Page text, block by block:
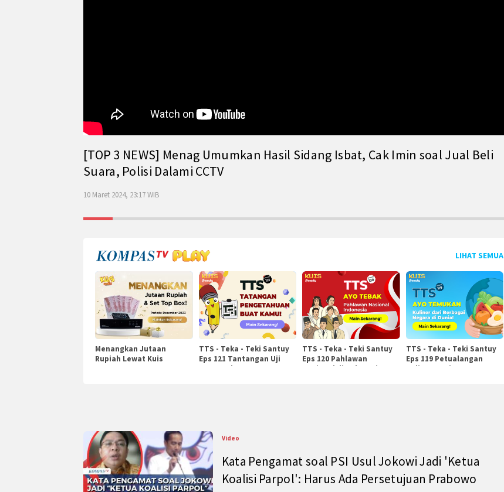
[TOP 3 NEWS] Menag Umumkan Hasil Sidang Isbat, Cak Imin soal Jual Beli
Suara, Polisi Dalami CCTV
10 Maret 2024, 23:17 WIB
LIHAT SEMUA
Menangkan Jutaan
Rupiah Lewat Kuis
TTS - Teka - Teki Santuy
Eps 121 Tantangan Uji
Pengetahuan
TTS - Teka - Teki Santuy
Eps 120 Pahlawan
Nasional di Indonesia
TTS - Teka - Teki Santuy
Eps 119 Petualangan
Kuliner Dunia
Video
Kata Pengamat soal PSI Usul Jokowi Jadi 'Ketua
Koalisi Parpol': Harus Ada Persetujuan Prabowo